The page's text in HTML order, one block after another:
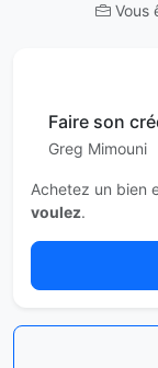
Vous
Faire son
Greg Mimouni
Achetez un bien
voulez.